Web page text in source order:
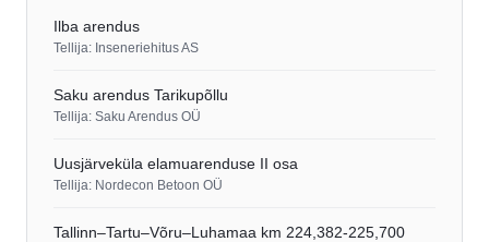
Ilba arendus
Tellija: Inseneriehitus AS
Saku arendus Tarikupõllu
Tellija: Saku Arendus OÜ
Uusjärveküla elamuarenduse II osa
Tellija: Nordecon Betoon OÜ
Tallinn–Tartu–Võru–Luhamaa km 224,382-225,700